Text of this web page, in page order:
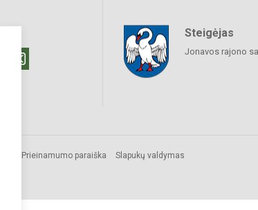
Steigėjas
Jonavos rajono
Prieinamumo paraiška Slapukų valdymas